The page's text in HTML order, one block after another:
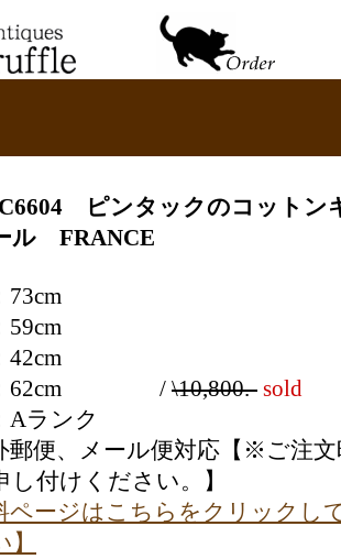
6604
ピンタックのコットン
ル FRANCE
73cm
59cm
42cm
：62cm / \10,800.- sold
Aランク
郵便、メール便対応【※ご注文
し付けください。】
ページはこちらをクリックし